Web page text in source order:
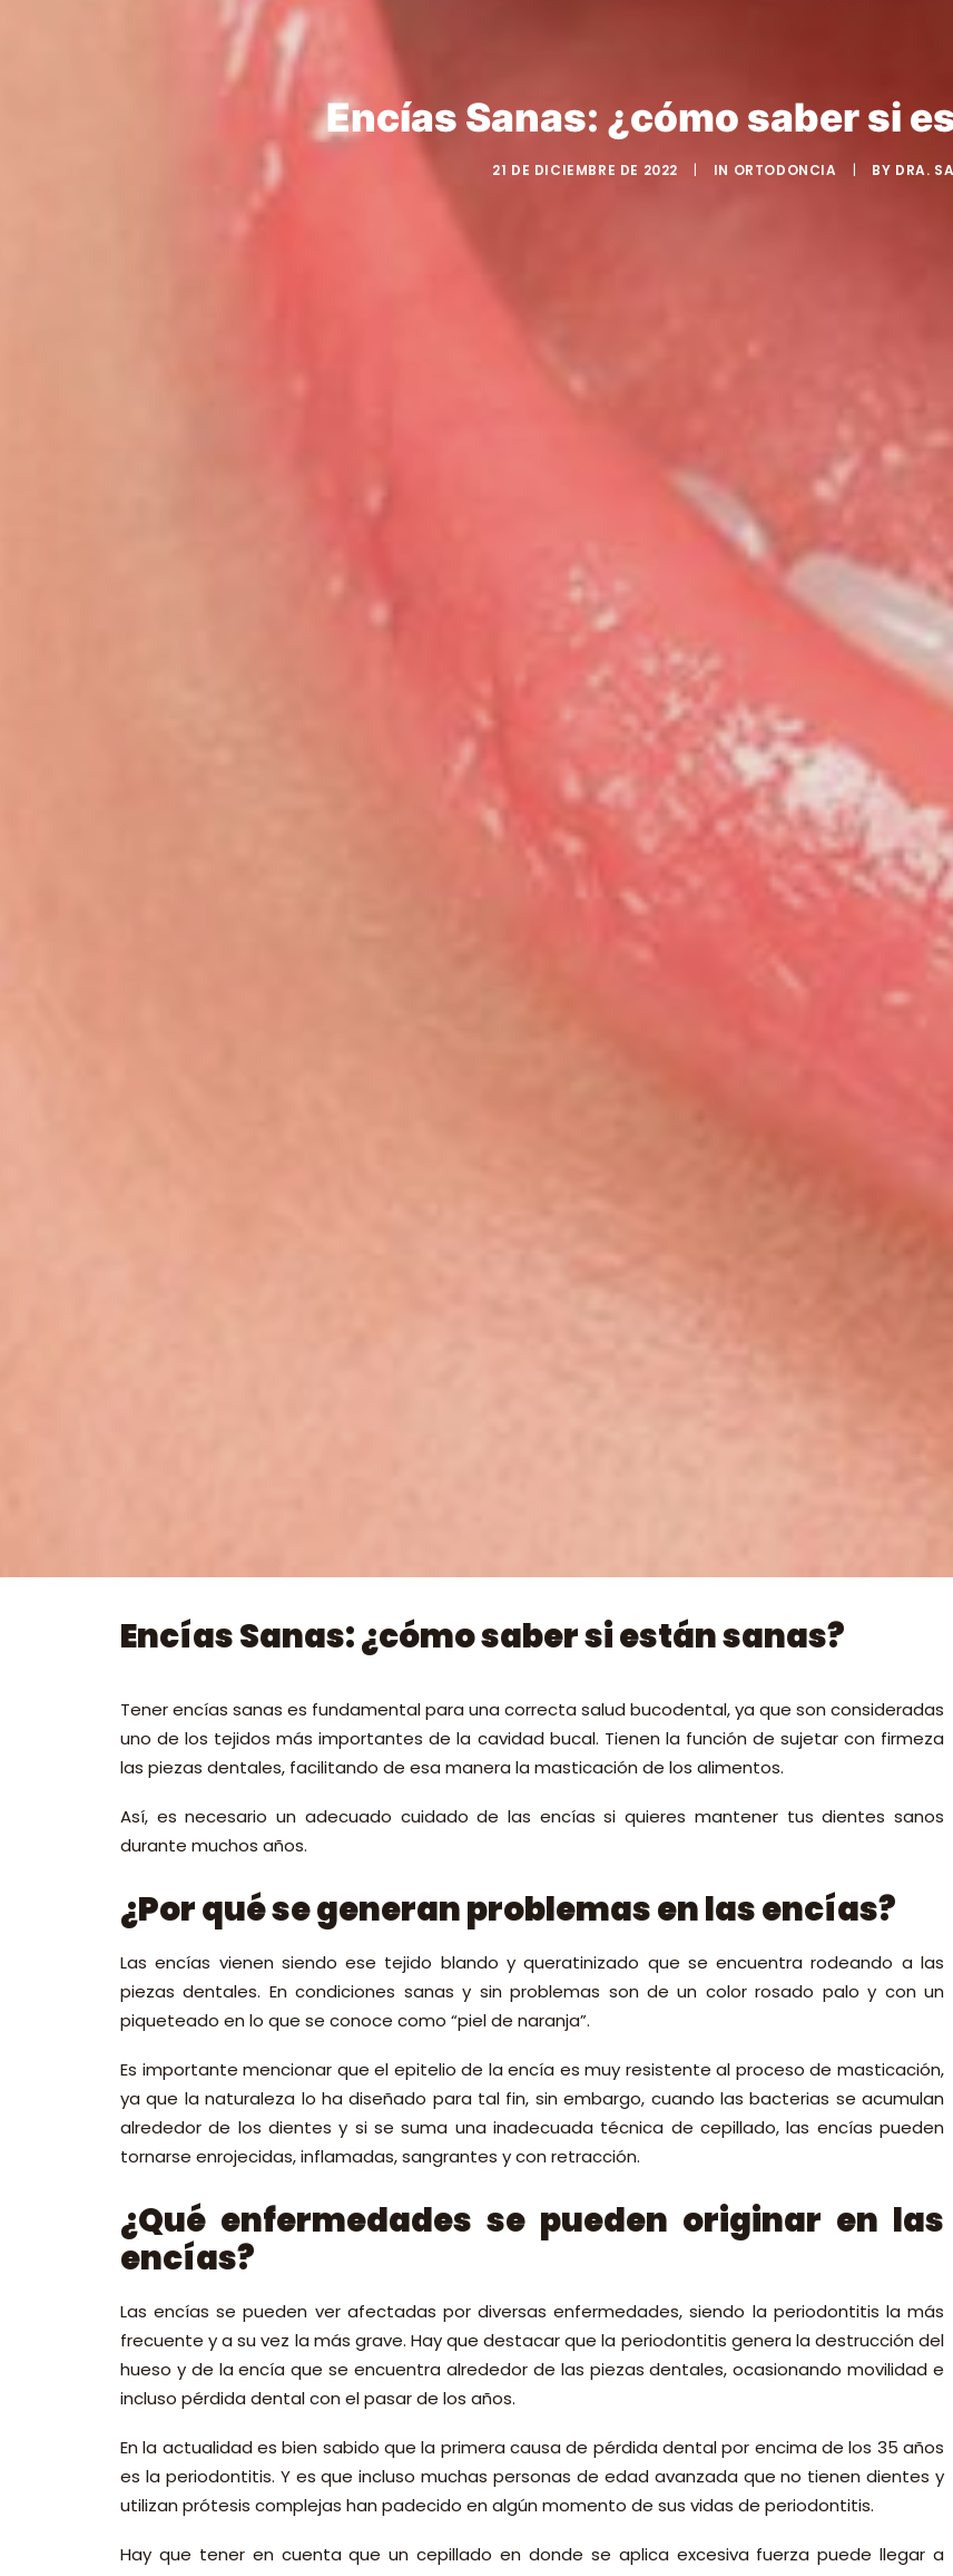
Encías Sanas: ¿cómo saber si
21 DE DICIEMBRE DE 2022 | IN ORTODONCIA | BY DRA.
Encías Sanas: ¿cómo saber si están sanas?
Tener encías sanas es fundamental para una correcta salud bucodental, ya que son consideradas
uno de los tejidos más importantes de la cavidad bucal. Tienen la función de sujetar con firmeza
las piezas dentales, facilitando de esa manera la masticación de los alimentos.
Así, es necesario un adecuado cuidado de las encías si quieres mantener tus dientes sanos
durante muchos años.
¿Por qué se generan problemas en las encías?
Las encías vienen siendo ese tejido blando y queratinizado que se encuentra rodeando a las
piezas dentales. En condiciones sanas y sin problemas son de un color rosado palo y con un
piqueteado en lo que se conoce como “piel de naranja”.
Es importante mencionar que el epitelio de la encía es muy resistente al proceso de masticación,
ya que la naturaleza lo ha diseñado para tal fin, sin embargo, cuando las bacterias se acumulan
alrededor de los dientes y si se suma una inadecuada técnica de cepillado, las encías pueden
tornarse enrojecidas, inflamadas, sangrantes y con retracción.
¿Qué enfermedades se pueden originar en las
encías?
Las encías se pueden ver afectadas por diversas enfermedades, siendo la periodontitis la más
frecuente y a su vez la más grave. Hay que destacar que la periodontitis genera la destrucción del
hueso y de la encía que se encuentra alrededor de las piezas dentales, ocasionando movilidad e
incluso pérdida dental con el pasar de los años.
En la actualidad es bien sabido que la primera causa de pérdida dental por encima de los 35 años
es la periodontitis. Y es que incluso muchas personas de edad avanzada que no tienen dientes y
utilizan prótesis complejas han padecido en algún momento de sus vidas de periodontitis.
Hay que tener en cuenta que un cepillado en donde se aplica excesiva fuerza puede llegar a